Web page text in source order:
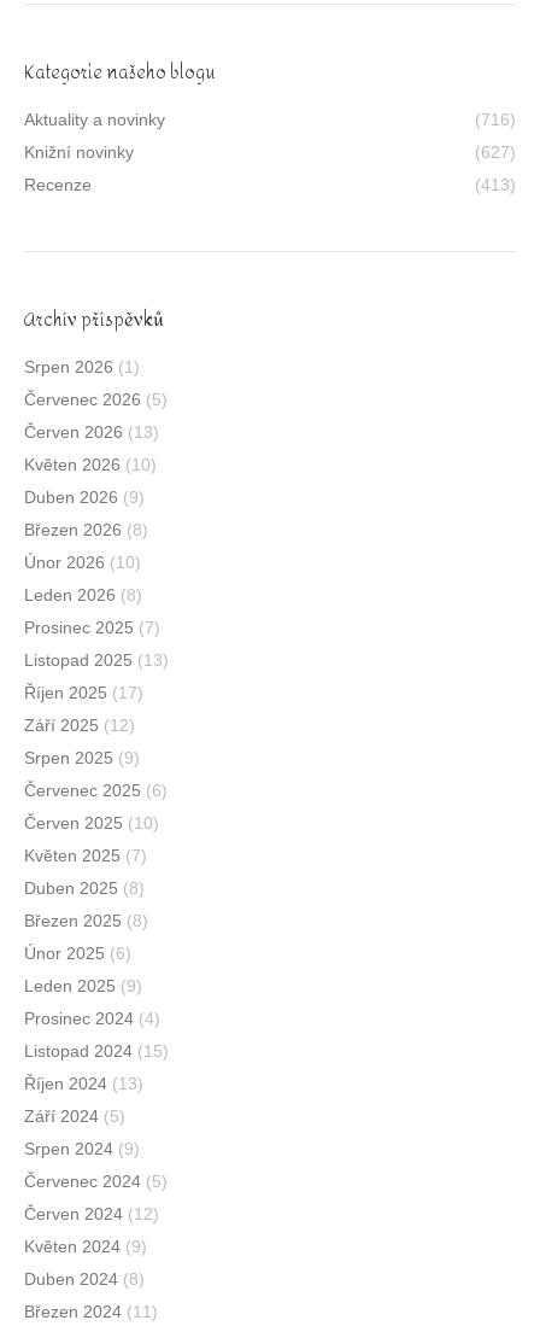
Kategorie našeho blogu
Aktuality a novinky
(716)
Knižní novinky
(627)
Recenze
(413)
Archív příspěvků
Srpen 2026 (1)
Červenec 2026 (5)
Červen 2026 (13)
Květen 2026 (10)
Duben 2026 (9)
Březen 2026 (8)
Únor 2026 (10)
Leden 2026 (8)
Prosinec 2025 (7)
Listopad 2025 (13)
Říjen 2025 (17)
Září 2025 (12)
Srpen 2025 (9)
Červenec 2025 (6)
Červen 2025 (10)
Květen 2025 (7)
Duben 2025 (8)
Březen 2025 (8)
Únor 2025 (6)
Leden 2025 (9)
Prosinec 2024 (4)
Listopad 2024 (15)
Říjen 2024 (13)
Září 2024 (5)
Srpen 2024 (9)
Červenec 2024 (5)
Červen 2024 (12)
Květen 2024 (9)
Duben 2024 (8)
Březen 2024 (11)